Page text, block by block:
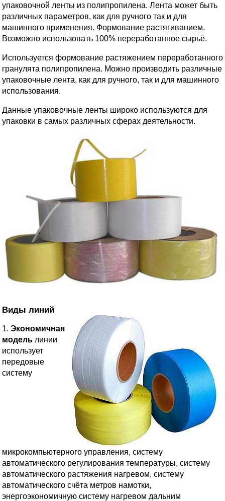
упаковочной ленты из полипропилена. Лента может быть
различных параметров, как для ручного так и для
машинного применения. Формование растягиванием.
Возможно использовать 100% переработанное сырьё.
Используется формование растяжением переработанного
гранулята полипропилена. Можно производить различные
упаковочные лента, как для ручного, так и для машинного
использования.
Данные упаковочные ленты широко используются для
упаковки в самых различных сферах деятельности.
Виды линий
1. Экономичная
модель линии
использует
передовые
систему
микрокомпьютерного управления, систему
автоматического регулирования температуры, систему
автоматического растяжения нагревом, систему
автоматического счёта метров намотки,
энергоэкономичную систему нагревом дальним